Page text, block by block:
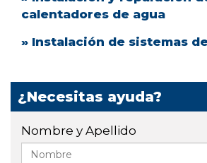
calentadores de agua
» Instalación de sistemas
¿Necesitas ayuda?
Nombre y Apellido